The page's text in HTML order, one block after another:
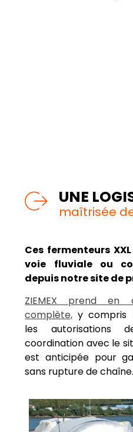
UNE
maîtrisée
Ces fermenteurs
voie fluviale ou
depuis notre site de
ZIEMEX prend en
complète, y compris
les autorisations
coordination avec le
est anticipée pour
sans rupture de chaîne.